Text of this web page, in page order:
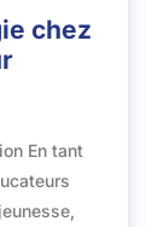
chez
En tant